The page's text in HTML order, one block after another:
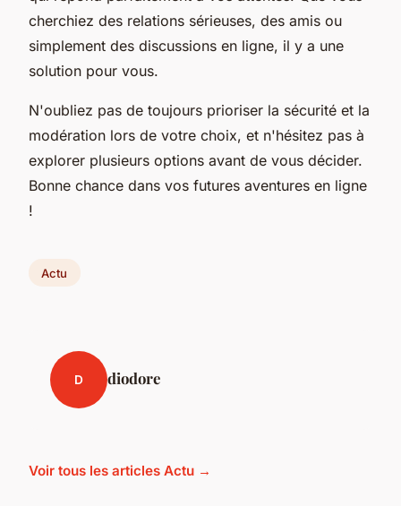
cherchiez des relations sérieuses, des amis ou
simplement des discussions en ligne, il y a une
solution pour vous.
N'oubliez pas de toujours prioriser la sécurité et la
modération lors de votre choix, et n'hésitez pas à
explorer plusieurs options avant de vous décider.
Bonne chance dans vos futures aventures en ligne
!
Actu
D diodore
Voir tous les articles Actu →